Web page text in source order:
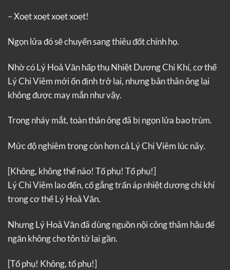
– Xoẹt xoẹt xoẹt xoẹt!
Ngọn lửa đó sẽ chuyển sang thiêu đốt chính họ.
Nhờ có Lý Hoả Văn hấp thụ Nhiệt Dương Chi Khí, cơ thể
Lý Chi Viêm mới ổn định trở lại, nhưng bản thân ông lại
không được may mắn như vậy.
Trong nháy mắt, toàn thân ông đã bị ngọn lửa bao trùm.
Mức độ nghiêm trọng còn hơn cả Lý Chi Viêm lúc nãy.
[Không, không thể nào! Tổ phụ! Tổ phụ!]
Lý Chi Viêm lao đến, cố gắng trấn áp nhiệt dương chi khí
trong cơ thể Lý Hoả Văn.
Nhưng Lý Hoả Văn đã dùng nguồn nội công thâm hậu để
ngăn không cho tôn tử lại gần.
[Tổ phụ! Không, tổ phụ!]